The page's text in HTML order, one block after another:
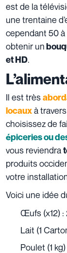
est de la
une trentaine
cependant 50
obtenir un
et HD.
Il est très
locauxà
choisissez de
épiceries ou
vous reviendra
produits
votre
Voici une idée
Œufs (x12) :
Lait (1
Poulet (1